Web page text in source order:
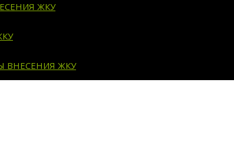
ЖКУ
ВНЕСЕНИЯ ЖКУ